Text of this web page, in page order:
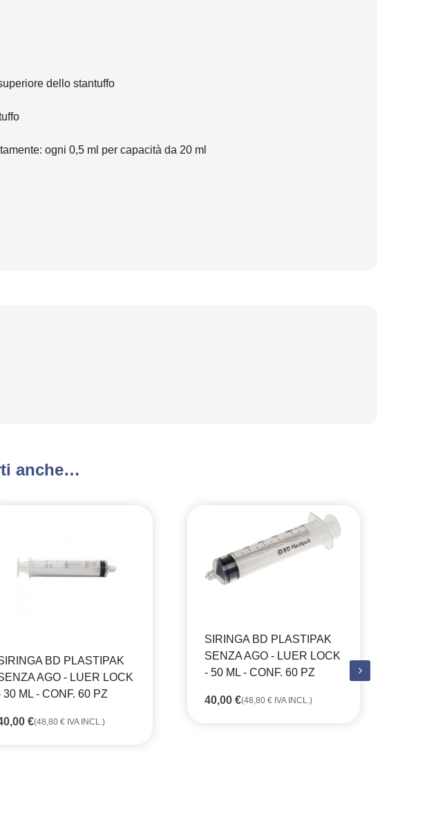
dello stantuffo
ogni 0,5 ml per capacità da 20 ml
anche…
BD PLASTIPAK
AGO - LUER LOCK
30 ML - CONF. 60 PZ
€(48,80 € IVA INCL.)
SIRINGA BD PLASTIPAK
SENZA AGO - LUER LOCK
- 50 ML - CONF. 60 PZ
40,00 €(48,80 € IVA INCL.)